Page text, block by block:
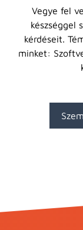
Vegye fel
készséggel
kérdéseit.
minket: